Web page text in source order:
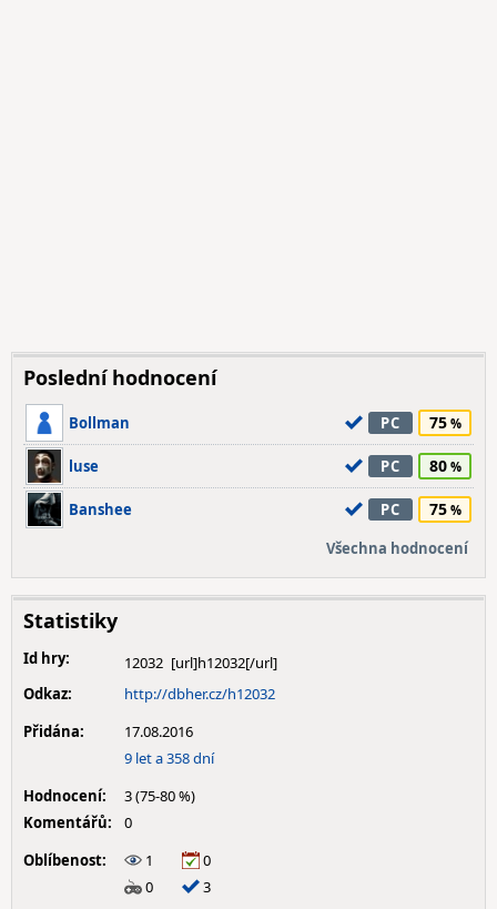
Poslední hodnocení
Bollman PC 75
luse PC 80
Banshee PC 75
Všechna hodnocení
Statistiky
Id hry:
12032
Odkaz:
http://dbher.cz/h12032
Přidána:
17.08.2016
9 let a 358 dní
Hodnocení:
3 (75-80 %)
Komentářů:
0
Oblíbenost:
1
0
0
3